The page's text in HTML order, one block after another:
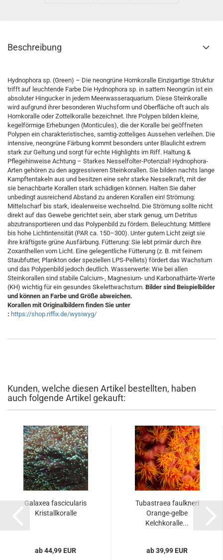
Beschreibung
Hydnophora sp. (Green) – Die neongrüne Hornkoralle Einzigartige Struktur
trifft auf leuchtende Farbe Die Hydnophora sp. in sattem Neongrün ist ein
absoluter Hingucker in jedem Meerwasseraquarium. Diese Steinkoralle
wird aufgrund ihrer besonderen Wuchsform und Oberfläche oft auch als
Hornkoralle oder Zottelkoralle bezeichnet. Ihre Polypen bilden kleine,
kegelförmige Erhebungen (Monticules), die der Koralle bei geöffneten
Polypen ein charakteristisches, samtig-zotteliges Aussehen verleihen. Die
intensive, neongrüne Färbung kommt besonders unter Blaulicht extrem
stark zur Geltung und sorgt für echte Highlights im Riff. Haltung &
Pflegehinweise Achtung – Starkes Nesselfolter-Potenzial! Hydnophora-
Arten gehören zu den aggressiveren Steinkorallen. Sie bilden nachts lange
Kampftentakeln aus und besitzen eine sehr starke Nesselkraft, mit der
sie benachbarte Korallen stark schädigen können. Halten Sie daher
unbedingt ausreichend Abstand zu anderen Korallen ein! Strömung:
Mittelscharf bis stark, idealerweise wechselnd. Die Strömung sollte nicht
direkt auf das Gewebe gerichtet sein, aber stark genug, um Detritus
abzutransportieren und das Polypenbild zu fördern. Beleuchtung: Mittlere
bis hohe Lichtintensität (PAR ca. 150–300). Unter gutem Licht zeigt sie
ihre kräftigste grüne Ausfärbung. Fütterung: Sie lebt primär durch ihre
Zoxanthellen vom Licht. Eine gelegentliche Fütterung (z. B. mit feinem
Staubfutter, Plankton oder speziellen LPS-Pellets) fördert das Wachstum
und das Polypenbild jedoch deutlich. Wasserwerte: Wie bei allen
Steinkorallen sind stabile Calcium-, Magnesium- und Karbonathärte-Werte
(KH) wichtig für ein gesundes Skelettwachstum. Bilder sind Beispielbilder
und können an Farbe und Größe abweichen.
Korallen mit Originalbildern finden Sie unter
: https://shop.riffix.de/wysiwyg/
Kunden, welche diesen Artikel bestellten, haben
auch folgende Artikel gekauft:
Galaxea fascicularis
Kristallkoralle
ab 44,99 EUR
Tubastraea faulkneri
Orange-gelbe
Kelchkoralle...
ab 39,99 EUR